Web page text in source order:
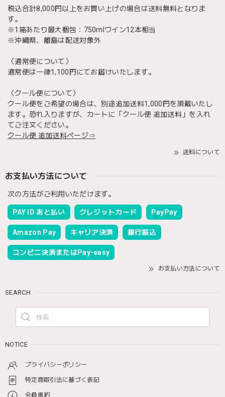
税込合計8,000円以上をお買い上げの場合は送料無料となりま
す。
※1箱あたり最大梱包：750mlワイン12本相当
※沖縄県、離島は配送対象外
〈通常便について〉
通常便は一律1,100円にてお届けいたします。
〈クール便について〉
クール便をご希望の場合は、別途追加送料1,000円を頂戴いたし
ます。恐れ入りますが、カートに「クール便 追加送料」を入れ
てご注文ください。
クール便 追加送料ページ⇒
送料について
お支払い方法について
次の方法がご利用いただけます。
PAY ID あと払い クレジットカード PayPay
Amazon Pay キャリア決済 銀行振込
コンビニ決済またはPay-easy
お支払い方法について
SEARCH
NOTICE
プライバシーポリシー
特定商取引法に基づく表記
会員規約